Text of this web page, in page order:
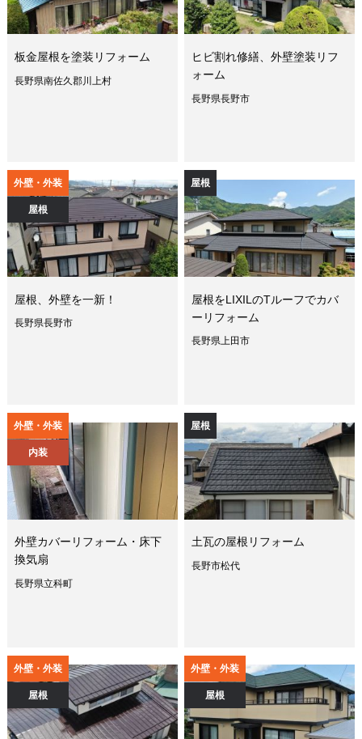
板金屋根を塗装リフォーム
長野県南佐久郡川上村
ヒビ割れ修繕、外壁塗装リフ
ォーム
長野県長野市
外壁・外装
屋根
屋根、外壁を一新！
長野県長野市
屋根
屋根をLIXILのTルーフでカバ
ーリフォーム
長野県上田市
外壁・外装
内装
外壁カバーリフォーム・床下
換気扇
長野県立科町
屋根
土瓦の屋根リフォーム
長野市松代
外壁・外装
屋根
外壁・外装
屋根